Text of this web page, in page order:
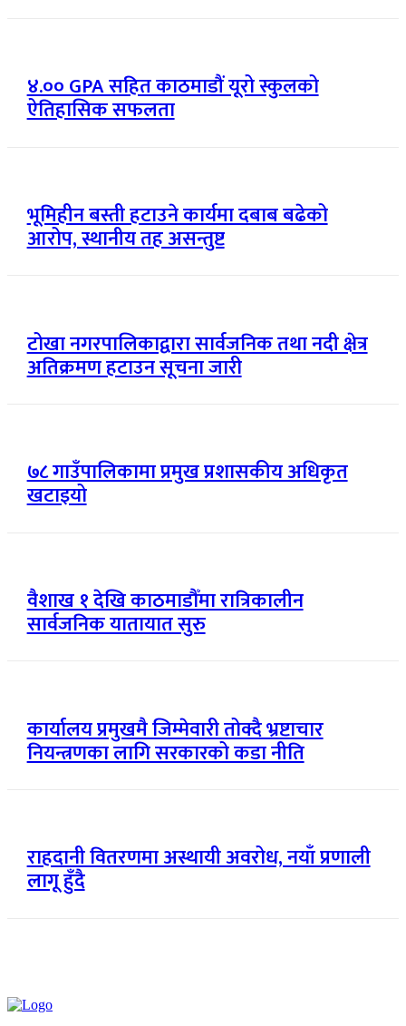
४.०० GPA सहित काठमाडौं यूरो स्कुलको
ऐतिहासिक सफलता
भूमिहीन बस्ती हटाउने कार्यमा दबाब बढेको
आरोप, स्थानीय तह असन्तुष्ट
टोखा नगरपालिकाद्वारा सार्वजनिक तथा नदी क्षेत्र
अतिक्रमण हटाउन सूचना जारी
७८ गाउँपालिकामा प्रमुख प्रशासकीय अधिकृत
खटाइयो
वैशाख १ देखि काठमाडौँमा रात्रिकालीन
सार्वजनिक यातायात सुरु
कार्यालय प्रमुखमै जिम्मेवारी तोक्दै भ्रष्टाचार
नियन्त्रणका लागि सरकारको कडा नीति
राहदानी वितरणमा अस्थायी अवरोध, नयाँ प्रणाली
लागू हुँदै